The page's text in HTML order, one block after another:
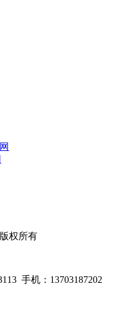
权所有
手机：13703187202